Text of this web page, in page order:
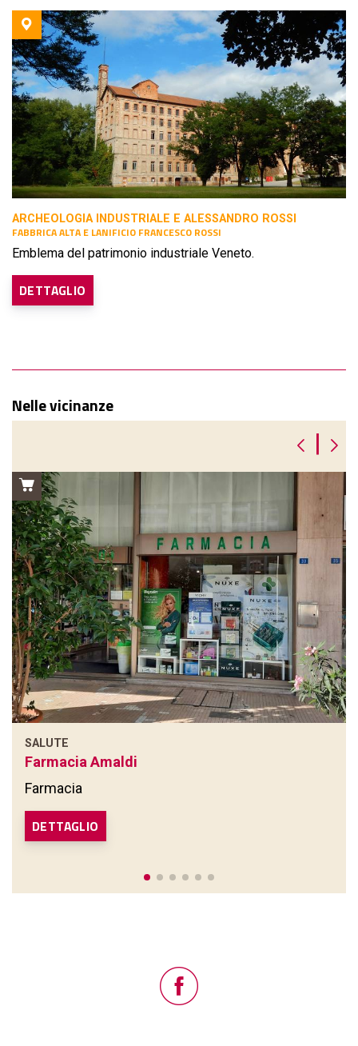
ARCHEOLOGIA INDUSTRIALE E ALESSANDRO ROSSI
FABBRICA ALTA E LANIFICIO FRANCESCO ROSSI
Emblema del patrimonio industriale Veneto.
DETTAGLIO
Nelle vicinanze
SALUTE
Farmacia Amaldi
Farmacia
DETTAGLIO
|